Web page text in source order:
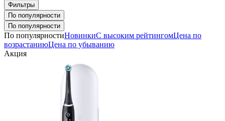
Фильтры
По популярности
По популярности
По популярностиНовинкиС высоким рейтингомЦена по
возрастаниюЦена по убыванию
Акция